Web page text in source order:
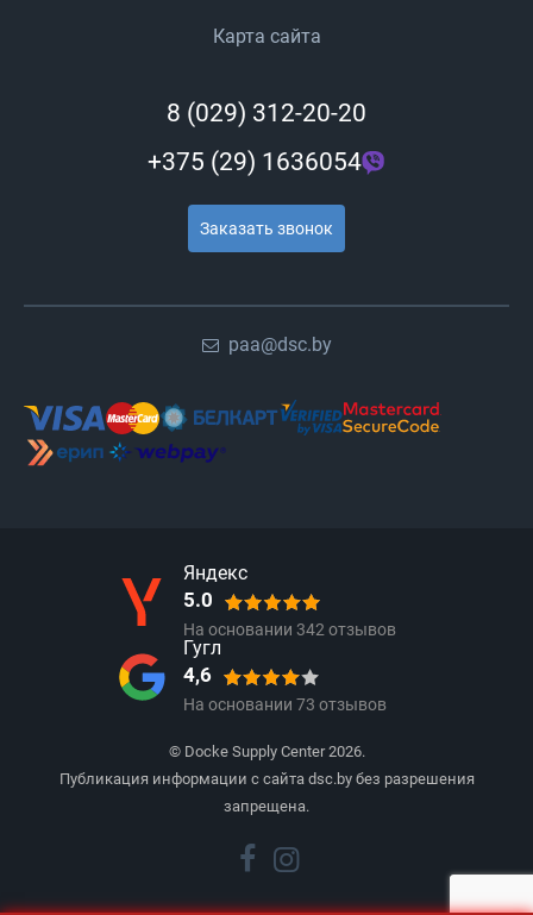
Карта сайта
8 (029) 312-20-20
+375 (29) 1636054
Заказать звонок
paa@dsc.by
Яндекс
5.0
На основании 342 отзывов
Гугл
4,6
На основании 73 отзывов
© Docke Supply Center 2026.
Публикация информации с сайта dsc.by без разрешения
запрещена.